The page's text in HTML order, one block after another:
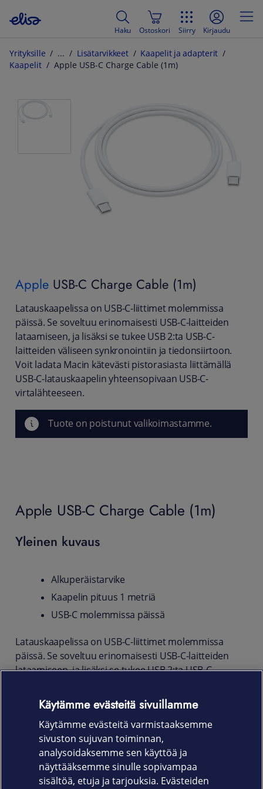
Haku Ostoskori Siirry Kirjaudu
Yrityksille Lisätarvikkeet
Kaapelit ja adapterit
Kaapelit
Apple USB-C Charge Cable (1m)
Apple USB-C Charge Cable (1m)
Latauskaapelissa on USB-C-liittimet molemmissa
päissä. Se soveltuu erinomaisesti USB-C-laitteiden
lataamiseen, ja lisäksi se tukee USB 2:ta USB-C-
laitteiden väliseen synkronointiin ja tiedonsiirtoon.
Voit ladata Macin kätevästi pistorasiasta liittämällä
USB-C-latauskaapelin yhteensopivaan USB-C-
virtalähteeseen.
Tuote on poistunut valikoimastamme.
Apple USB-C Charge Cable (1m)
Yleinen kuvaus
Alkuperäistarvike
Kaapelin pituus 1 metriä
USB-C molemmissa päissä
Latauskaapelissa on USB-C-liittimet molemmissa
päissä. Se soveltuu erinomaisesti USB-C-laitteiden
lataamiseen, ja lisäksi se tukee USB 2:ta USB-C-
Voit ladata Macin kätevästi pistorasiasta liittämällä
USB-C-latauskaapelin yhteensopivaan USB-C-
virtalähteeseen.
Tuotekoodi:
MM093ZM/A
Käytämme evästeitä sivuillamme
Käytämme evästeitä varmistaaksemme
sivuston sujuvan toiminnan,
analysoidaksemme sen käyttöä ja
näyttääksemme sinulle sopivampaa
sisältöä, etuja ja tarjouksia. Evästeiden